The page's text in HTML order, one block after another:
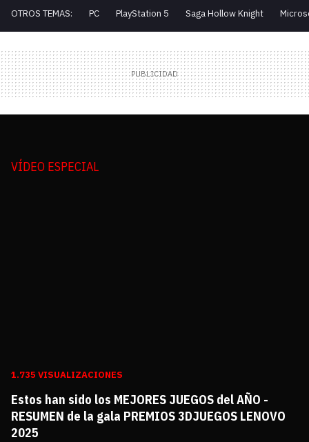
OTROS TEMAS: PC PlayStation 5 Saga Hollow Knight
VÍDEO ESPECIAL
1.735 VISUALIZACIONES
Estos han sido los MEJORES JUEGOS del AÑO -
RESUMEN de la gala PREMIOS 3DJUEGOS LENOVO
2025